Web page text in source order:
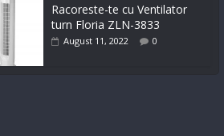
Racoreste-te cu Ventilator
turn Floria ZLN-3833
August 11, 2022 0